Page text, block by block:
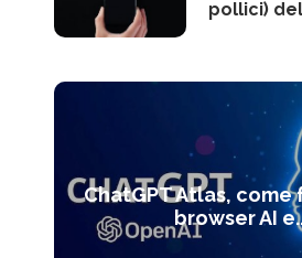
pollici) del
ChatGPT Atlas, come
browser AI